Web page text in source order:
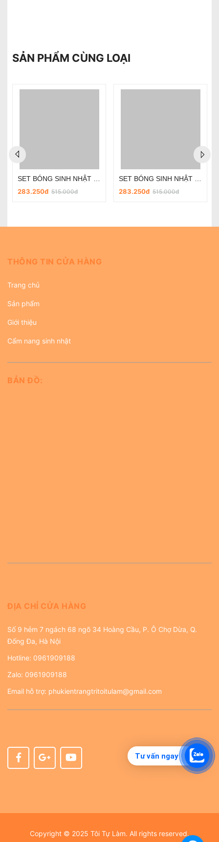
Tư vấn ngay
SẢN PHẨM CÙNG LOẠI
283.250đ 515.000đ
283.250đ 515.000đ
THÔNG TIN CỬA HÀNG
Trang chủ
Sản phẩm
Giới thiệu
Cẩm nang sinh nhật
BẢN ĐỒ:
ĐỊA CHỈ CỬA HÀNG
Số 9 hẻm 7 ngách 68 ngõ 34 Hoàng Cầu, P. Ô Chợ Dừa, Q.
Đống Đa, Hà Nội
Hotline: 0961909188
Zalo: 0961909188
Email hỗ trợ: phukientrangtritoitulam@gmail.com
Copyright © 2025 Tôi Tự Làm. All rights reserved.